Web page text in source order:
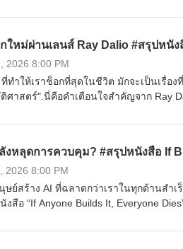
รเดินทางข้ามโลกแห่งจิตสำนึก จากหนังสื
วามรู้สึกตัวและการอยู่กับปัจจุบัน จึงอาจเ
#สรุปหนังสือ#พัฒนาตนเอง
ใหม่ผ่านเลนส์ Ray Dalio #สรุปหนั
2026 8:00 PM
ทำให้เราช็อกที่สุดในชีวิต มักจะเป็นเรื่อ
ศาสตร์".นี่คือคำเตือนใจสำคัญจาก Ray
าเป็นหนังสือระดับ Bestseller อย่าง
าย ความเหลื่อมล้ำภายในประเทศ ที่นำไ
บหนึ่งอย่างประเทศจีน.โลกที่เราเคยรู้จั
ลางเกมอย่างหลีกเลี่ยงไม่ได้... แล้วในฐ
มืออย่างไรกับความผันผวนครั้งใหญ่นี้
งหลุดการควบคุม? #สรุปหนังสือ If
2026 8:00 PM
ษย์สร้าง AI ที่ฉลาดกว่าเราในทุกด้านสำ
สือ “If Anyone Builds It, Everyone
สือเล่มนี้ แล้วมาดูกันว่าทำไมผู้เขียนถึงเ